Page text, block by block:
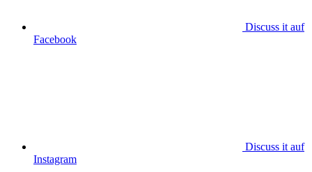
Discuss it auf
Facebook
Discuss it auf
Instagram